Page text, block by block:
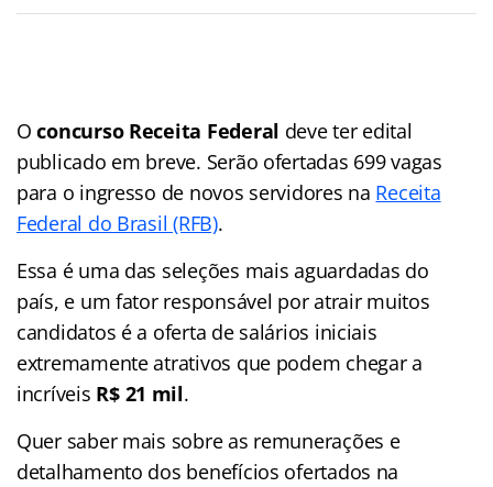
Oconcurso Receita Federal deve ter edital
publicado em breve. Serão ofertadas 699 vagas
para o ingresso de novos servidores na Receita
Federal do Brasil (RFB).
Essa é uma das seleções mais aguardadas do
país, e um fator responsável por atrair muitos
candidatos é a oferta de salários iniciais
extremamente atrativos que podem chegar a
incríveis R$ 21 mil.
Quer saber mais sobre as remunerações e
detalhamento dos benefícios ofertados na